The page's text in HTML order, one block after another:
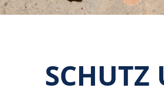
SCHUTZ